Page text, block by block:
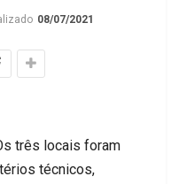
08/07/2021
três locais foram
técnicos,